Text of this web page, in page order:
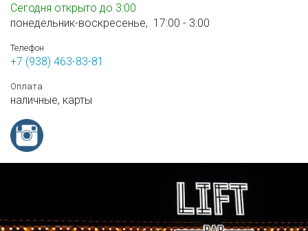
Сегодня открыто до 3:00
понедельник-воскресенье, 17:00 - 3:00
Телефон
+7 (938) 463-83-81
Оплата
наличные, карты